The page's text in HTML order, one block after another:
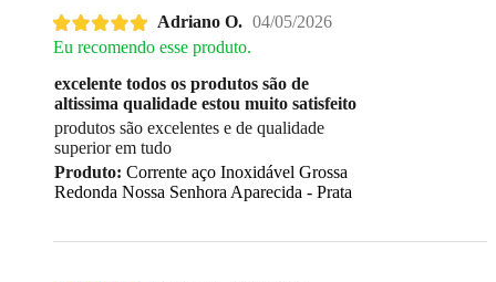
Adriano O. 04/05/2026
Eu recomendo esse produto.
excelente todos os produtos são de
altissima qualidade estou muito satisfeito
produtos são excelentes e de qualidade
superior em tudo
Produto: Corrente aço Inoxidável Grossa
Redonda Nossa Senhora Aparecida - Prata